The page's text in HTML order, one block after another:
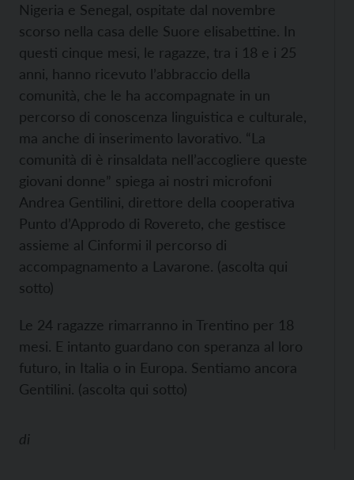
Nigeria e Senegal, ospitate dal novembre
scorso nella casa delle Suore elisabettine. In
questi cinque mesi, le ragazze, tra i 18 e i 25
anni, hanno ricevuto l’abbraccio della
comunità, che le ha accompagnate in un
percorso di conoscenza linguistica e culturale,
ma anche di inserimento lavorativo. “La
comunità di è rinsaldata nell’accogliere queste
giovani donne” spiega ai nostri microfoni
Andrea Gentilini, direttore della cooperativa
Punto d’Approdo di Rovereto, che gestisce
assieme al Cinformi il percorso di
accompagnamento a Lavarone. (ascolta qui
sotto)
Le 24 ragazze rimarranno in Trentino per 18
mesi. E intanto guardano con speranza al loro
futuro, in Italia o in Europa. Sentiamo ancora
Gentilini. (ascolta qui sotto)
di